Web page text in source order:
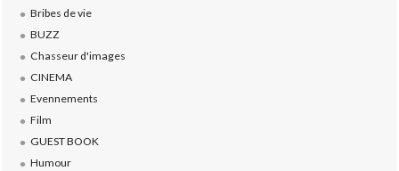
Bribes de vie
BUZZ
Chasseur d'images
CINEMA
Evennements
Film
GUEST BOOK
Humour